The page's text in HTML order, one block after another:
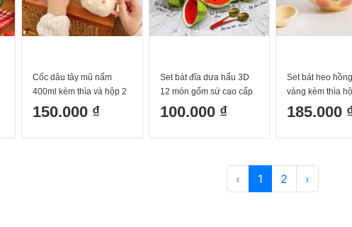
Cốc dâu tây mũ nấm
400ml kèm thìa và hộp 2
màu hồng đậm và hồng
nhạt
150.000 ₫
Set bát đĩa dưa hấu 3D
12 món gốm sứ cao cấp
100.000 ₫
Set bát heo
vàng kèm thìa
12.3cm x 7.6cm
500ml
185.000
‹ 1 2 ›